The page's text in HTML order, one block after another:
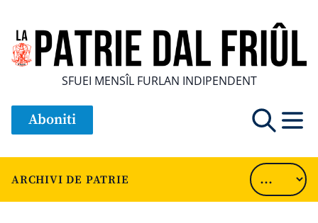
SFUEI MENSÎL FURLAN INDIPENDENT
Aboniti
ARCHIVI DE PATRIE